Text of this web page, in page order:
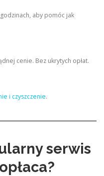
aby pomóc jak
cenie. Bez ukrytych opłat.
i czyszczenie.
serwis